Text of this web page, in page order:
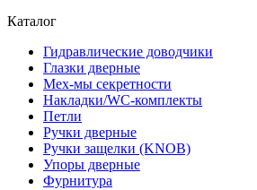
Каталог
Гидравлические доводчики
Глазки дверные
Мех-мы секретности
Накладки/WC-комплекты
Петли
Ручки дверные
Ручки защелки (KNOB)
Упоры дверные
Фурнитура